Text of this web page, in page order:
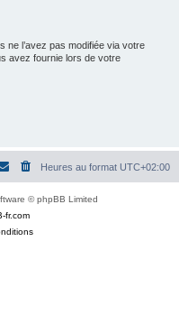
ne l’avez pas modifiée via votre
avez fournie lors de votre
Heures au format UTC+02:00
© phpBB Limited
fr.com